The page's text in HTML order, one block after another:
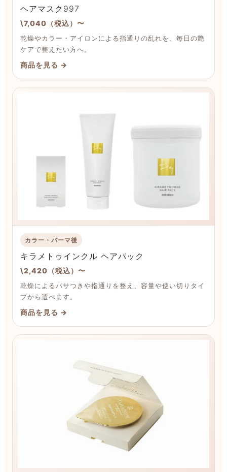
ヘアマスク997
\7,040（税込）〜
乾燥やカラー・アイロンによる指通りの乱れを、毎日の艶
ケアで整えたい方へ。
商品を見る →
カラー・パーマ後
キラメトゥインクル ヘアパック
\2,420（税込）〜
乾燥によるパサつきや指通りを整え、容量や使い切りタイ
プから選べます。
商品を見る →